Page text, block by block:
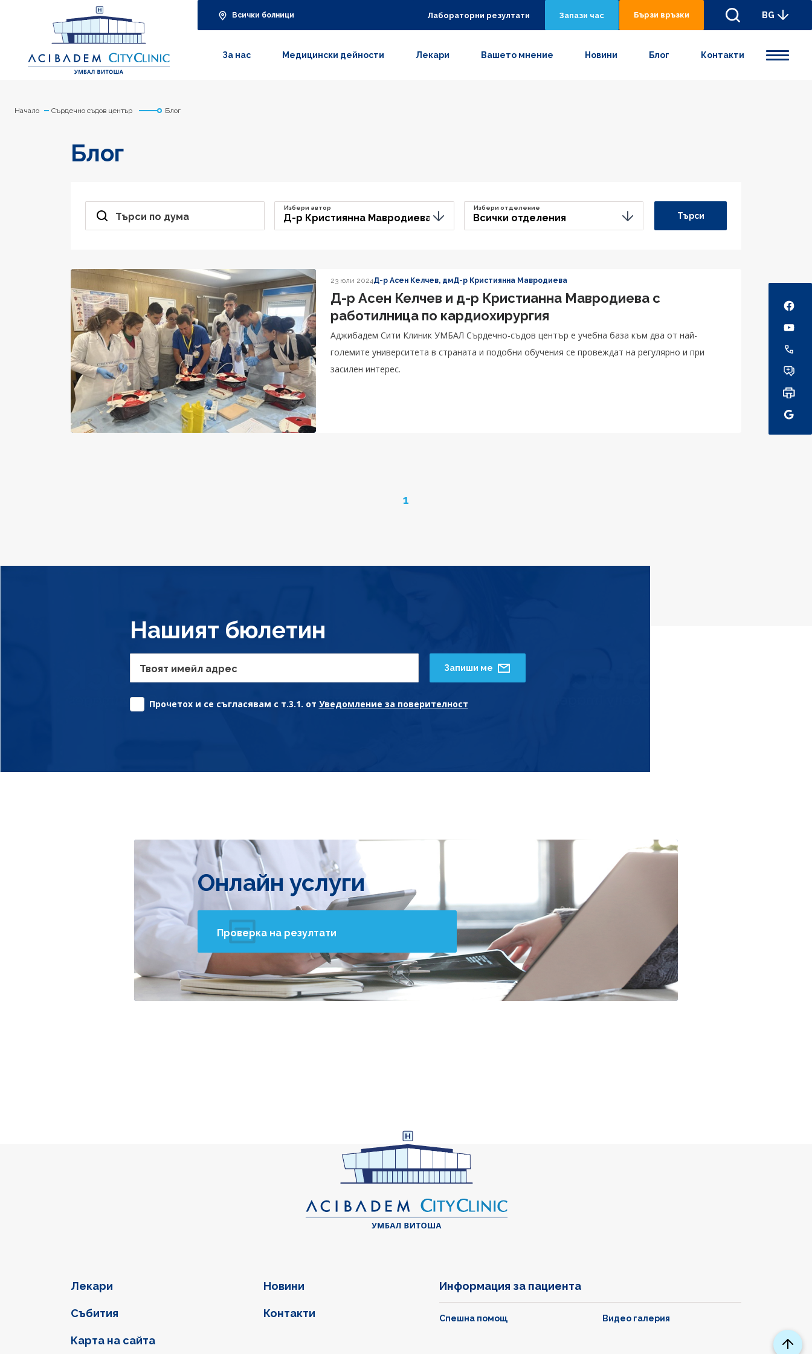
Всички болници Лабораторни резултати Запази час Бързи връзки BG
За нас Медицински дейности Лекари Вашето мнение Новини Блог Контакти
Начало Сърдечно съдов център Блог
Блог
Търси по дума Д-р Кристиянна Мавродиева
Избери автор
Всички отделения
Избери отделение
Търси
23 юли 2024Д-р Асен Келчев, дмД-р Кристиянна Мавродиева
Д-р Асен Келчев и д-р Кристианна Мавродиева с
работилница по кардиохирургия
Аджибадем Сити Клиник УМБАЛ Сърдечно-съдов център е учебна база към два от най-
големите университета в страната и подобни обучения се провеждат на регулярно и при
засилен интерес.
Page
1
Нашият бюлетин
Твоят имейл адрес
Прочетох и се съгласявам с т.3.1. от Уведомление за поверителност
Запиши ме
Онлайн услуги
Проверка на резултати
Фуутер навигация
Лекари Новини
Събития Контакти
Карта на сайта
Информация за пациента
Спешна помощ Видео галерия